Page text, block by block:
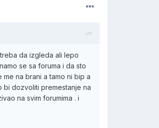
da izgleda ali lepo
se sa foruma i da sto
na brani a tamo ni bip a
bi dozvoliti premestanje na
na svim forumima . i